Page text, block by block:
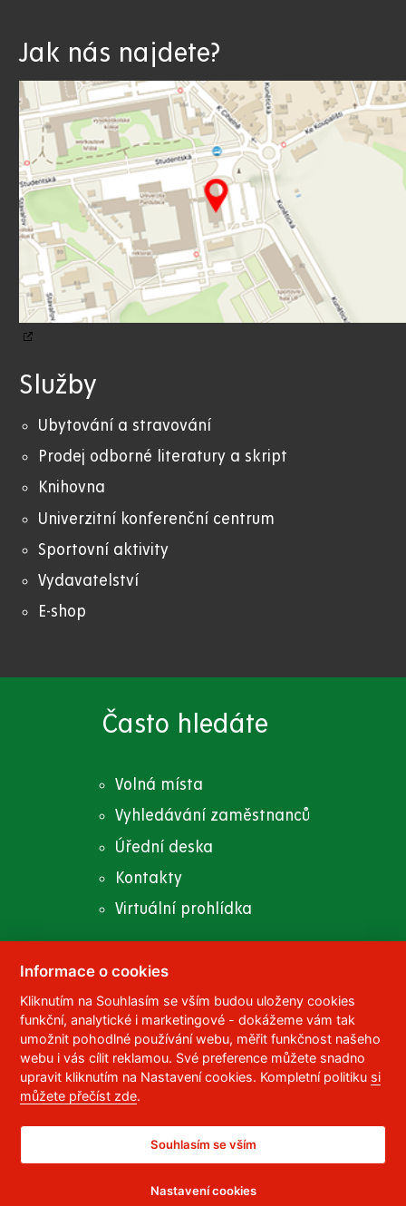
Jak nás najdete?
Služby
Ubytování a stravování
Prodej odborné literatury a skript
Knihovna
Univerzitní konferenční centrum
Sportovní aktivity
Vydavatelství
E-shop
Často hledáte
Volná místa
Vyhledávání zaměstnanců
Úřední deska
Kontakty
Virtuální prohlídka
© 2023 Univerzita Pardubice,Studentská 95
532 10 Pardubice 2
Telefon: 466 036 111, 466 036 112, 466 036 113
Správce webu ,RSS
Prohlášení o přístupnosti
CC BY-NC-ND 4.0 CZ
Informace o cookies
Kliknutím na Souhlasím se vším budou uloženy cookies
funkční, analytické i marketingové - dokážeme vám tak
umožnit pohodlné používání webu, měřit funkčnost našeho
webu i vás cílit reklamou. Své preference můžete snadno
upravit kliknutím na Nastavení cookies. Kompletní politiku si
můžete přečíst zde.
Souhlasím se vším
Nastavení cookies